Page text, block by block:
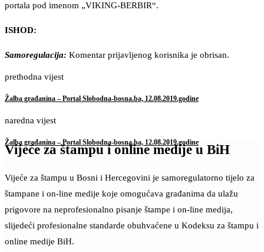
portala pod imenom „VIKING-BERBIR“.
ISHOD:
Samoregulacija: Komentar prijavljenog korisnika je obrisan.
prethodna vijest
Žalba građanina – Portal Slobodna-bosna.ba, 12.08.2019.godine
naredna vijest
Žalba građanina – Portal Slobodna-bosna.ba, 12.08.2019.godine
Vijeće za štampu i online medije u BiH
Vijeće za štampu u Bosni i Hercegovini je samoregulatorno tijelo za
štampane i on-line medije koje omogućava građanima da ulažu
prigovore na neprofesionalno pisanje štampe i on-line medija,
slijedeći profesionalne standarde obuhvaćene u Kodeksu za štampu i
online medije BiH.